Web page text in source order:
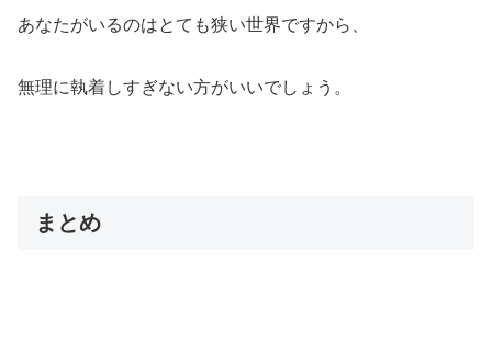
あなたがいるのはとても狭い世界ですから、
無理に執着しすぎない方がいいでしょう。
まとめ